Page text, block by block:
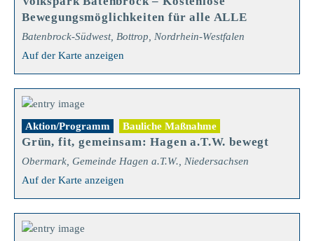
Bewegungsmöglichkeiten für alle ALLE
Batenbrock-Südwest, Bottrop, Nordrhein-Westfalen
Auf der Karte anzeigen
Aktion/Programm Bauliche Maßnahme
Grün, fit, gemeinsam: Hagen a.T.W. bewegt
Obermark, Gemeinde Hagen a.T.W., Niedersachsen
Auf der Karte anzeigen